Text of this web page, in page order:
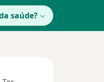
saúde?